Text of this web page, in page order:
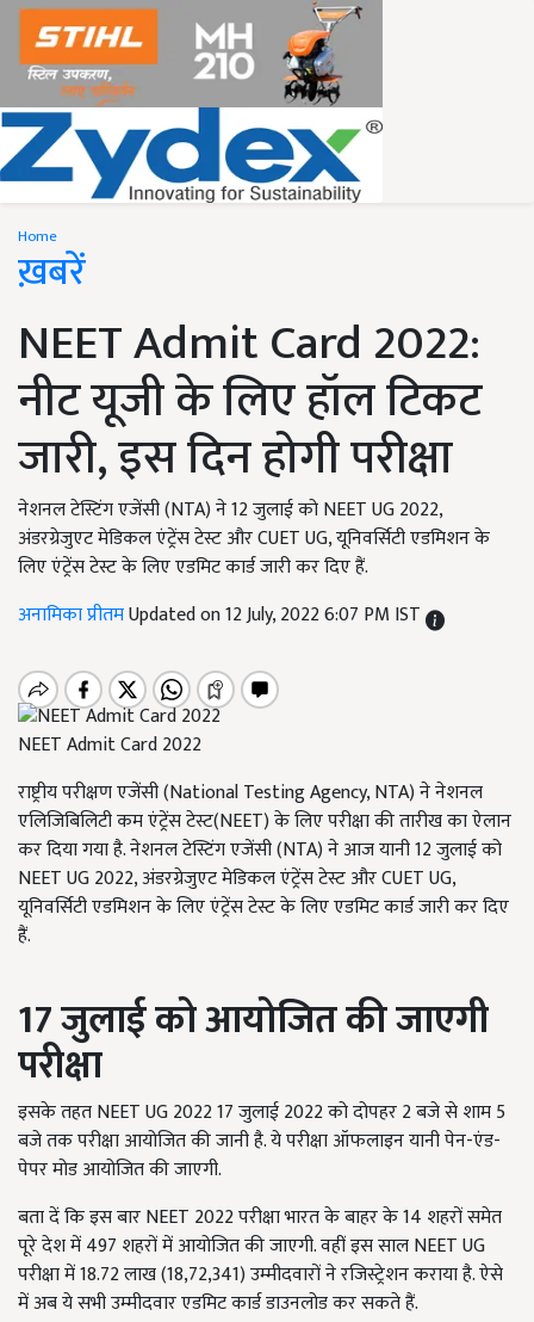
Home
ख़बरें
NEET Admit Card 2022:
नीट यूजी के लिए हॉल टिकट
जारी, इस दिन होगी परीक्षा
नेशनल टेस्टिंग एजेंसी (NTA) ने 12 जुलाई को NEET UG 2022,
अंडरग्रेजुएट मेडिकल एंट्रेंस टेस्ट और CUET UG, यूनिवर्सिटी एडमिशन के
लिए एंट्रेंस टेस्ट के लिए एडमिट कार्ड जारी कर दिए हैं.
अनामिका प्रीतमUpdated on 12 July, 2022 6:07 PM IST
NEET Admit Card 2022
राष्ट्रीय परीक्षण एजेंसी (National Testing Agency, NTA) ने नेशनल
एलिजिबिलिटी कम एंट्रेंस टेस्ट(NEET) के लिए परीक्षा की तारीख का ऐलान
कर दिया गया है. नेशनल टेस्टिंग एजेंसी (NTA) ने आज यानी 12 जुलाई को
NEET UG 2022, अंडरग्रेजुएट मेडिकल एंट्रेंस टेस्ट और CUET UG,
यूनिवर्सिटी एडमिशन के लिए एंट्रेंस टेस्ट के लिए एडमिट कार्ड जारी कर दिए
हैं.
17 जुलाई को आयोजित की जाएगी
परीक्षा
इसके तहत NEET UG 2022 17 जुलाई 2022 को दोपहर 2 बजे से शाम 5
बजे तक परीक्षा आयोजित की जानी है. ये परीक्षा ऑफलाइन यानी पेन-एंड-
पेपर मोड आयोजित की जाएगी.
बता दें कि इस बार NEET 2022 परीक्षा भारत के बाहर के 14 शहरों समेत
पूरे देश में 497 शहरों में आयोजित की जाएगी. वहीं इस साल NEET UG
परीक्षा में 18.72 लाख (18,72,341) उम्मीदवारों ने रजिस्ट्रेशन कराया है. ऐसे
में अब ये सभी उम्मीदवार एडमिट कार्ड डाउनलोड कर सकते हैं.